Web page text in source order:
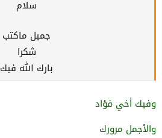
سلام
جميل ماكتب
شكرا
بارك الله فيك
وفيك أخي فؤاد
والأجمل مرورك